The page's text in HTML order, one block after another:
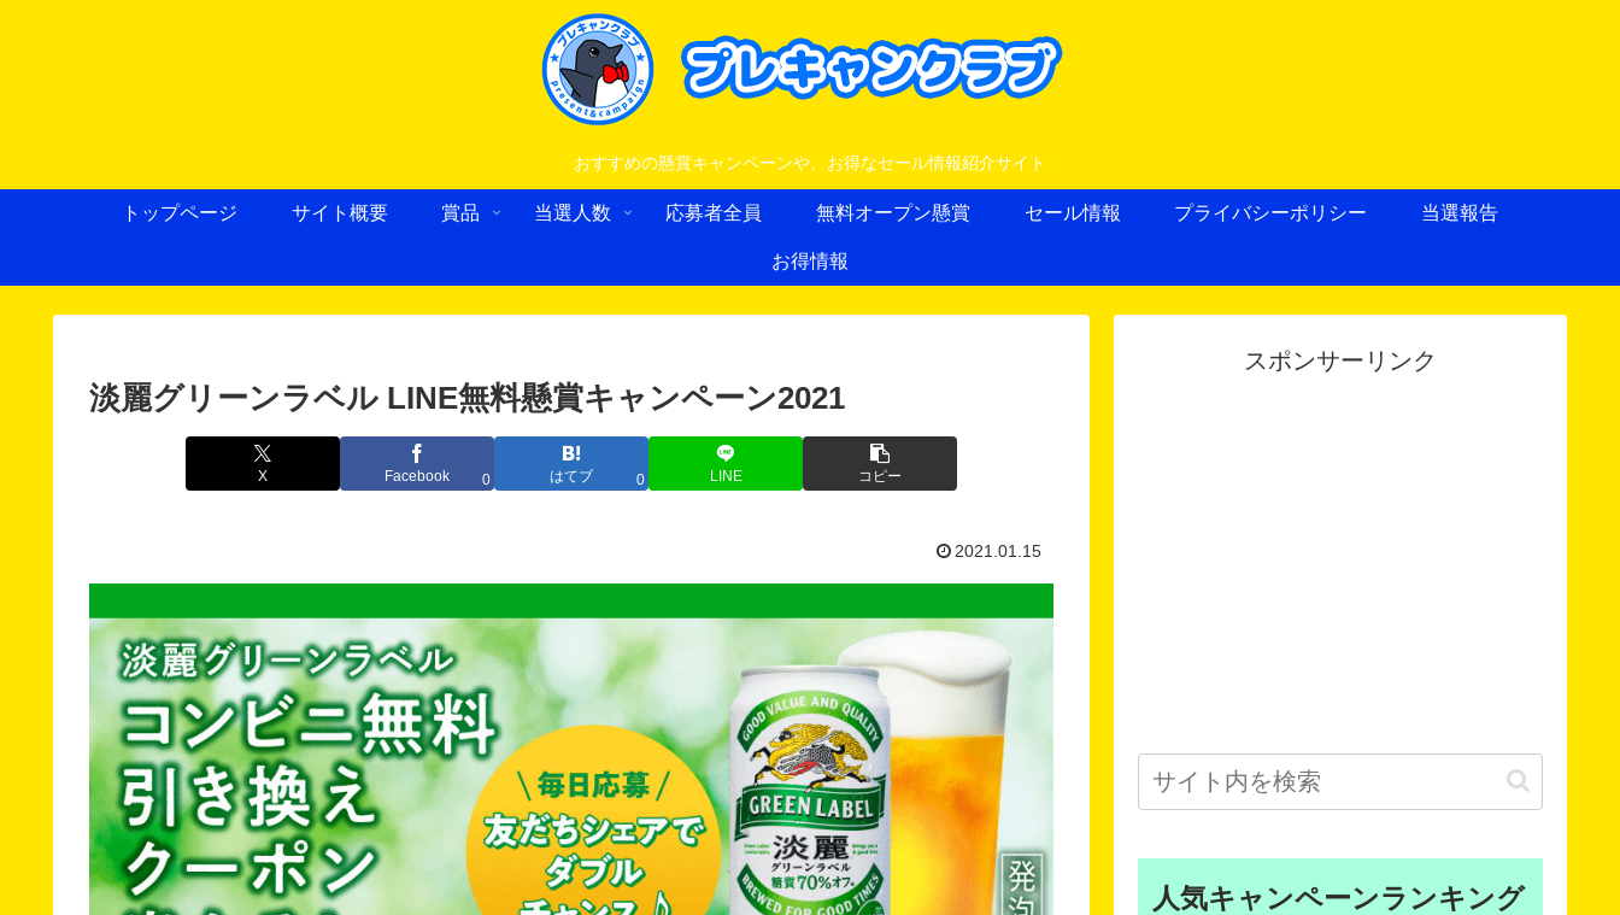
おすすめの懸賞キャンペーンや、お得なセール情報紹介サイト
トップページ サイト概要 賞品 当選人数 応募者全員 無料オープン懸賞 セール情報 プライバシーポリシー 当選報告
お得情報
淡麗グリーンラベル LINE無料懸賞キャンペーン2021
X Facebook 0 はてブ 0 LINE コピー
2021.01.15
スポンサーリンク
人気キャンペーンランキング